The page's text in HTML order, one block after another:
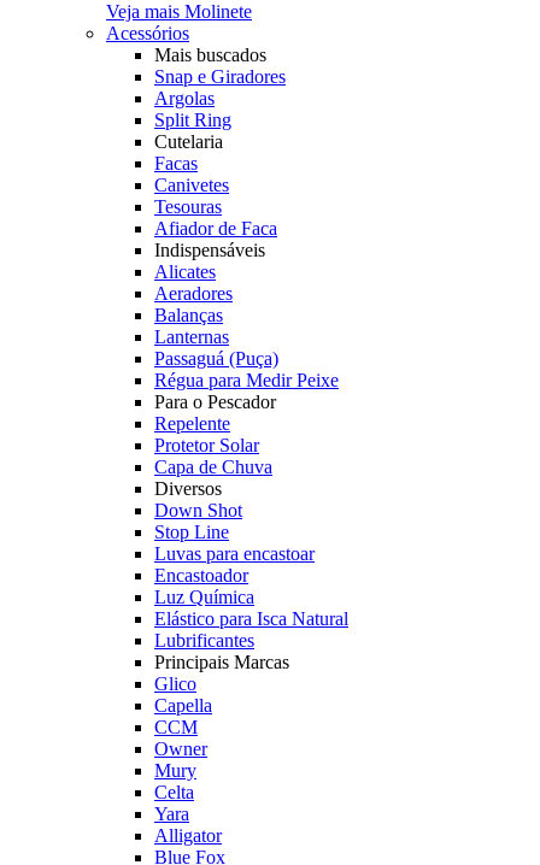
Veja mais Molinete
Acessórios
Mais buscados
Snap e Giradores
Argolas
Split Ring
Cutelaria
Facas
Canivetes
Tesouras
Afiador de Faca
Indispensáveis
Alicates
Aeradores
Balanças
Lanternas
Passaguá (Puça)
Régua para Medir Peixe
Para o Pescador
Repelente
Protetor Solar
Capa de Chuva
Diversos
Down Shot
Stop Line
Luvas para encastoar
Encastoador
Luz Química
Elástico para Isca Natural
Lubrificantes
Principais Marcas
Glico
Capella
CCM
Owner
Mury
Celta
Yara
Alligator
Blue Fox